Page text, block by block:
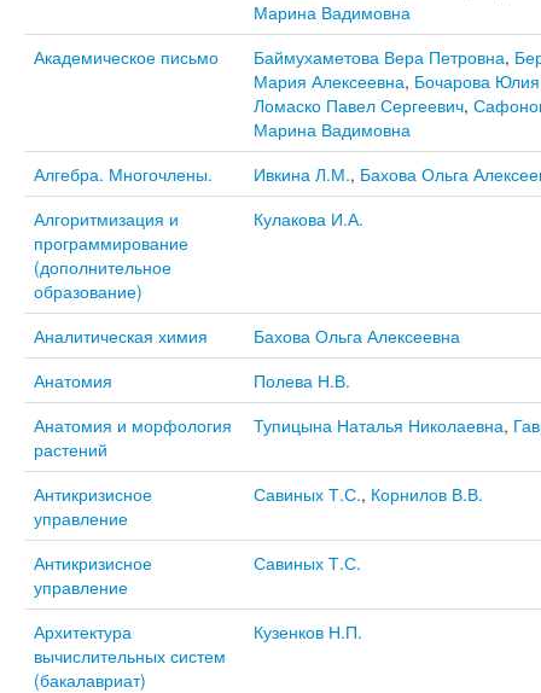
Марина Вадимовна
Академическое письмо
Баймухаметова Вера Петровна,
Мария Алексеевна, Бочарова
Ломаско Павел Сергеевич,
Марина Вадимовна
Алгебра. Многочлены.
Ивкина Л.М., Бахова Ольга
Алгоритмизация и
программирование
(дополнительное
образование)
Кулакова И.А.
Аналитическая химия
Бахова Ольга Алексеевна
Анатомия
Полева Н.В.
Анатомия и морфология
растений
Тупицына Наталья Николаевна,
Антикризисное
управление
Савиных Т.С., Корнилов В.В.
Антикризисное
управление
Савиных Т.С.
Архитектура
вычислительных систем
(бакалавриат)
Кузенков Н.П.